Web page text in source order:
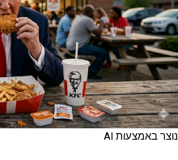
נוצר באמצעות AI